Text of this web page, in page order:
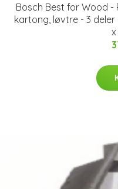
Bosch Best for Wood -
kartong, løvtre - 3 deler
x